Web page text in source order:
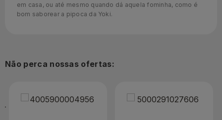
em casa, ou até mesmo quando dá aquela fominha, como é
bom saborear a pipoca da Yoki.
Não perca nossas ofertas: